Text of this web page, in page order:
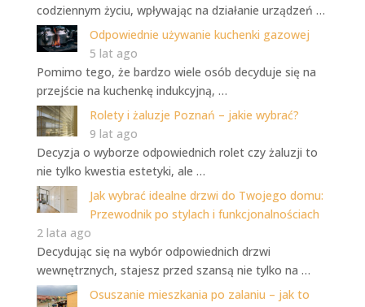
codziennym życiu, wpływając na działanie urządzeń …
Odpowiednie używanie kuchenki gazowej
5 lat ago
Pomimo tego, że bardzo wiele osób decyduje się na
przejście na kuchenkę indukcyjną, …
Rolety i żaluzje Poznań – jakie wybrać?
9 lat ago
Decyzja o wyborze odpowiednich rolet czy żaluzji to
nie tylko kwestia estetyki, ale …
Jak wybrać idealne drzwi do Twojego domu:
Przewodnik po stylach i funkcjonalnościach
2 lata ago
Decydując się na wybór odpowiednich drzwi
wewnętrznych, stajesz przed szansą nie tylko na …
Osuszanie mieszkania po zalaniu – jak to